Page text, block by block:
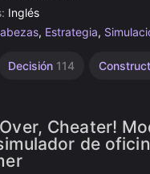
Inglés
, Estrategia,
Decisión 114 Construct
Cheater!
de